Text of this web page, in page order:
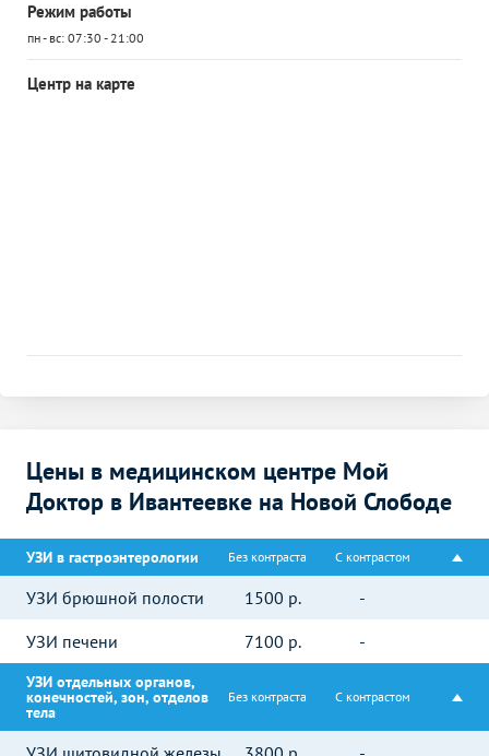
Режим работы
пн - вс: 07:30 - 21:00
Центр на карте
Цены в медицинском центре Мой
Доктор в Ивантеевке на Новой Слободе
УЗИ в гастроэнтерологии Без контраста С контрастом
УЗИ брюшной полости 1500 р.
-
УЗИ печени
7100 р. -
УЗИ отдельных органов,
конечностей, зон, отделов
тела
Без контраста С контрастом